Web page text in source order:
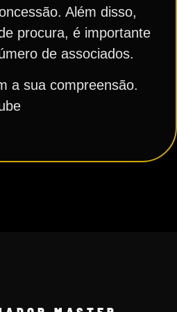
Além disso,
procura, é importante
de associados.
a sua compreensão.